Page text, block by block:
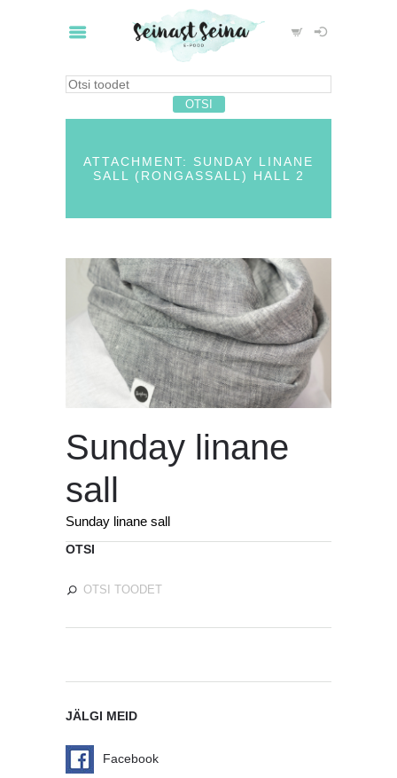
ATTACHMENT: SUNDAY LINANE
SALL (RONGASSALL) HALL 2
Sunday linane
sall
Sunday linane sall
OTSI
JÄLGI MEID
Facebook